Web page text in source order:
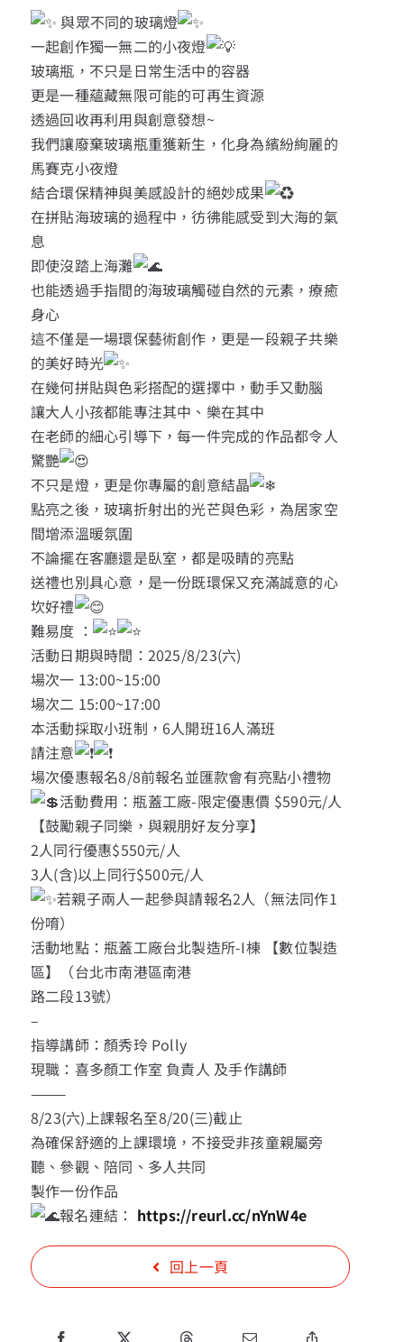
與眾不同的玻璃燈
一起創作獨一無二的小夜燈
玻璃瓶，不只是日常生活中的容器
更是一種蘊藏無限可能的可再生資源
透過回收再利用與創意發想~
我們讓廢棄玻璃瓶重獲新生，化身為繽紛絢麗的
馬賽克小夜燈
結合環保精神與美感設計的絕妙成果
在拼貼海玻璃的過程中，彷彿能感受到大海的氣
息
即使沒踏上海灘
也能透過手指間的海玻璃觸碰自然的元素，療癒
身心
這不僅是一場環保藝術創作，更是一段親子共樂
的美好時光
在幾何拼貼與色彩搭配的選擇中，動手又動腦
讓大人小孩都能專注其中、樂在其中
在老師的細心引導下，每一件完成的作品都令人
驚艷
不只是燈，更是你專屬的創意結晶
點亮之後，玻璃折射出的光芒與色彩，為居家空
間增添溫暖氛圍
不論擺在客廳還是臥室，都是吸睛的亮點
送禮也別具心意，是一份既環保又充滿誠意的心
坎好禮
難易度 ：
活動日期與時間：2025/8/23(六)
場次一 13:00~15:00
場次二 15:00~17:00
本活動採取小班制，6人開班16人滿班
請注意
場次優惠報名8/8前報名並匯款會有亮點小禮物
活動費用：瓶蓋工廠-限定優惠價 $590元/人
【鼓勵親子同樂，與親朋好友分享】
2人同行優惠$550元/人
3人(含)以上同行$500元/人
若親子兩人一起參與請報名2人（無法同作1
份唷）
活動地點：瓶蓋工廠台北製造所-I棟 【數位製造
區】（台北市南港區南港
路二段13號）
–
指導講師：顏秀玲 Polly
現職：喜多顏工作室 負責人 及手作講師
———
8/23(六)上課報名至8/20(三)截止
為確保舒適的上課環境，不接受非孩童親屬旁
聽、參觀、陪同、多人共同
製作一份作品
報名連結： https://reurl.cc/nYnW4e
回上一頁